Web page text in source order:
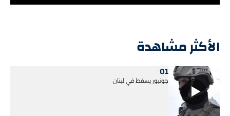
الأكثر مشاهدة
01
جونيور يسقط في لبنان